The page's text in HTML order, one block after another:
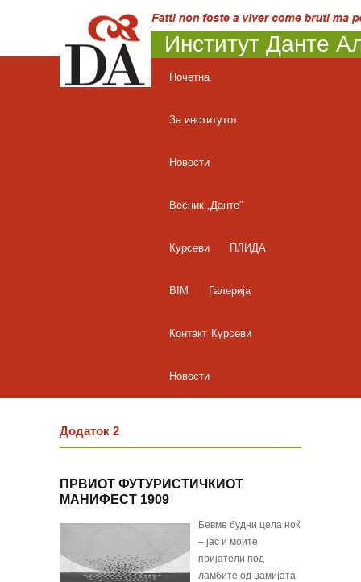
Институт Данте
Почетна
За институтот
Новости
Весник „Данте”
Курсеви ПЛИДА
BIM Галерија
Контакт Курсеви
Новости
Додаток 2
ПРВИОТ ФУТУРИСТИЧКИОТ
МАНИФЕСТ 1909
Бевме будни цела ноќ
– јас и моите
пријатели под
ламбите од џамијата